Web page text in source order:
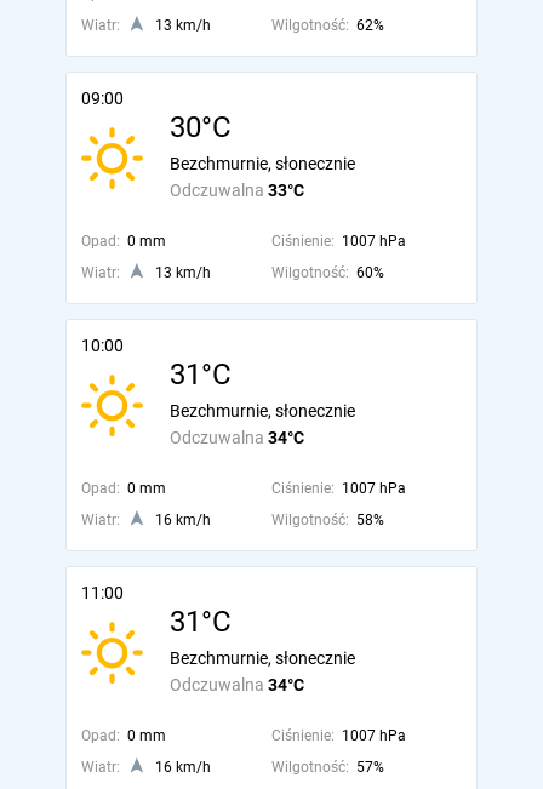
Wiatr:
13 km/h Wilgotność: 62%
09:00
30°C
Odczuwalna 33°C
Bezchmurnie, słonecznie
Opad: 0 mm Ciśnienie: 1007 hPa
Wiatr:
13 km/h Wilgotność: 60%
10:00
31°C
Odczuwalna 34°C
Bezchmurnie, słonecznie
Opad: 0 mm Ciśnienie: 1007 hPa
Wiatr:
16 km/h Wilgotność: 58%
11:00
31°C
Odczuwalna 34°C
Bezchmurnie, słonecznie
Opad: 0 mm Ciśnienie: 1007 hPa
Wiatr:
16 km/h Wilgotność: 57%